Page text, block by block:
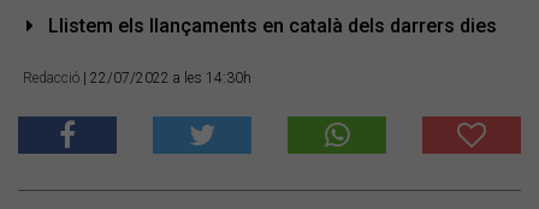
Llistem els llançaments en català dels darrers dies
Redacció | 22/07/2022 a les 14:30h